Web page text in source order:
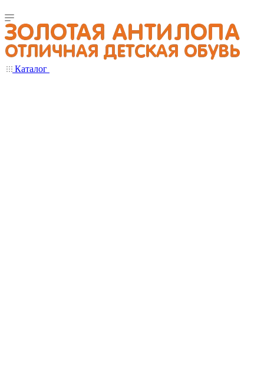
Каталог